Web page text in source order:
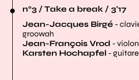
n°3 / Take a break / 3'17
Jean-Jacques Birgé -
groowah
Jean-François Vrod -
Karsten Hochapfel -